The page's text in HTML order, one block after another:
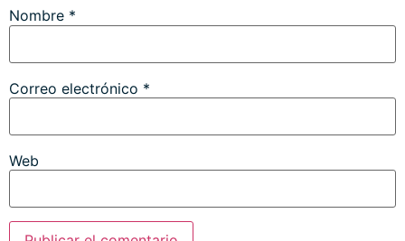
Nombre *
Correo electrónico *
Web